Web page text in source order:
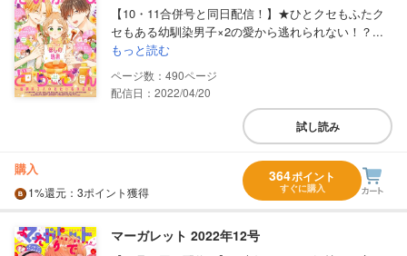
【10・11合併号と同日配信！】★ひとクセもふたク
セもある幼馴染男子×2の愛から逃れられない！？...
もっと読む
490
配信日：2022/04/20
試し読み
購入
1%還元 ：3ポイント獲得
364ポイント
すぐに購入
マーガレット 2022年12号